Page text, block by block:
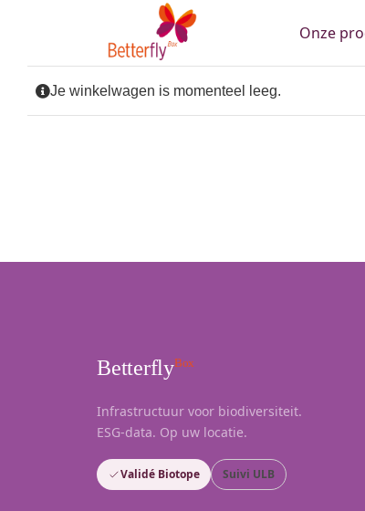
Onze
Je winkelwagen is momenteel leeg.
BetterflyBox
Infrastructuur voor biodiversiteit.
ESG-data. Op uw locatie.
Validé Biotope Suivi ULB